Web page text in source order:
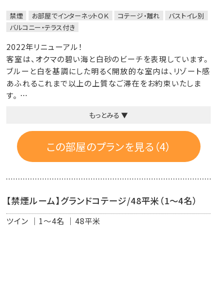
禁煙 お部屋でインターネットＯＫ コテージ・離れ
バストイレ別
バルコニー・テラス付き
2022年リニューアル！
客室は、オクマの碧い海と白砂のビーチを表現しています。
ブルーと白を基調にした明るく開放的な室内は、リゾート感
あふれるこれまで以上の上質なご滞在をお約束いたしま
す。
＜ CLUB 潮風特典 ＞
・専用カウンターでのチェックイン
・バレーサービス
・潮風の朝食 7:00～10:30（L.O. 10:00）予約不要
ムなビュッフェをご提供いたします。
※サーフサイド・カフェの朝食ビュッフェのご利用も可能で
もっとみる ▼
この部屋のプランを見る（4）
【禁煙ルーム】グランドコテージ/48平米（1～4名）
ツイン 1～4名 48平米